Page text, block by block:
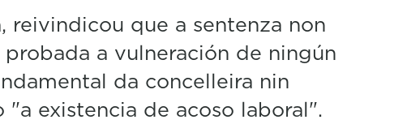
reivindicou que a sentenza non
probada a vulneración de ningún
da concelleira nin
"a existencia de acoso laboral".